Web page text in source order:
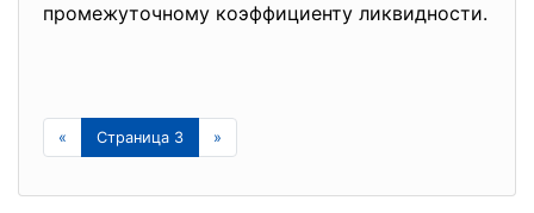
промежуточному коэффициенту ликвидности.
« Страница 3 »